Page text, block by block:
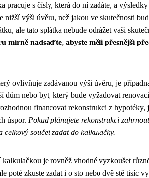
pracuje s čísly, která do ní zadáte, a
nižší výši úvěru, než jakou ve skutečnosti
ale tato splátka nebude odrážet vaši
mírně nadsaďte, abyste měli přesnější
ovlivňuje zadávanou výši úvěru, je
dům nebo byt, který bude vyžadovat
financovat rekonstrukci z
úspor. Pokud plánujete rekonstrukci
celkový součet zadat do kalkulačky.
je rovněž vhodné vyzkoušet
poté zkuste zadat i o sto nebo dvě stě tisíc